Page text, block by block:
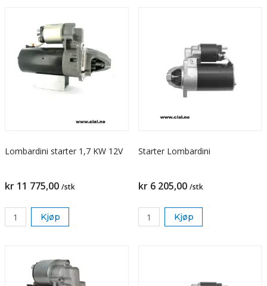
Lombardini starter 1,7 KW 12V
kr 11 775,00 /stk
Kjøp
Starter Lombardini
kr 6 205,00 /stk
Kjøp